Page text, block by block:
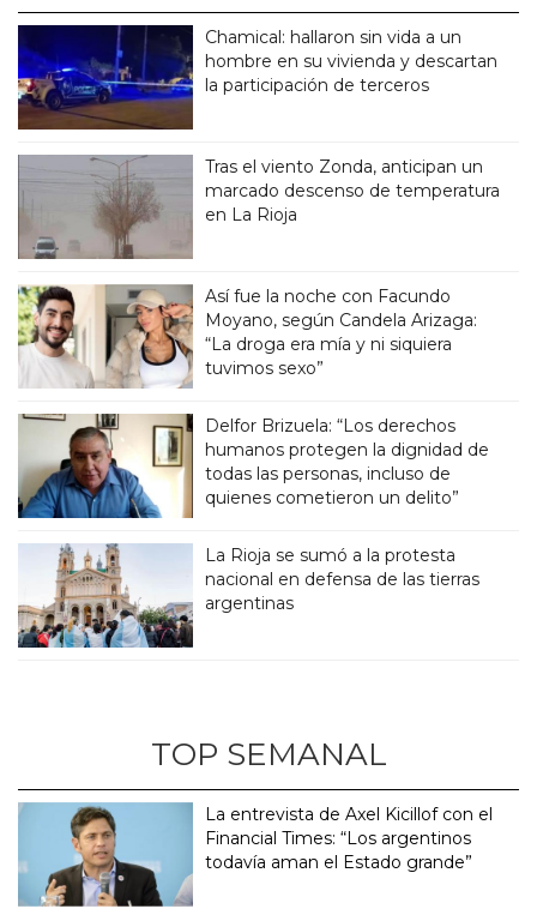
Chamical: hallaron sin vida a un
hombre en su vivienda y descartan
la participación de terceros
Tras el viento Zonda, anticipan un
marcado descenso de temperatura
en La Rioja
Así fue la noche con Facundo
Moyano, según Candela Arizaga:
“La droga era mía y ni siquiera
tuvimos sexo”
Delfor Brizuela: “Los derechos
humanos protegen la dignidad de
todas las personas, incluso de
quienes cometieron un delito”
La Rioja se sumó a la protesta
nacional en defensa de las tierras
argentinas
TOP SEMANAL
La entrevista de Axel Kicillof con el
Financial Times: “Los argentinos
todavía aman el Estado grande”